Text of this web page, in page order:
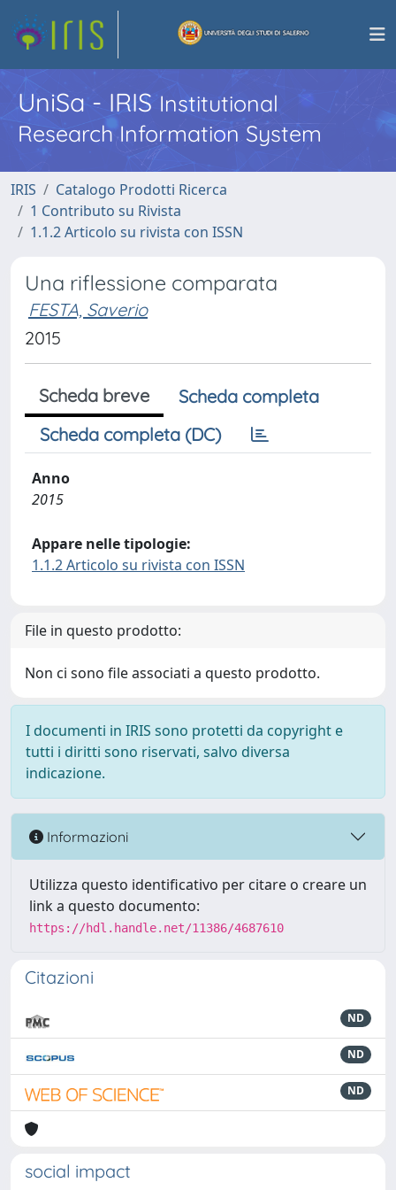
UniSa - IRISInstitutional
Research Information System
IRIS
Catalogo Prodotti Ricerca
1 Contributo su Rivista
1.1.2 Articolo su rivista con ISSN
Una riflessione comparata
FESTA, Saverio
2015
Scheda breve
Scheda completa
Scheda completa (DC)
Anno
2015
Appare nelle tipologie:
1.1.2 Articolo su rivista con ISSN
File in questo prodotto:
Non ci sono file associati a questo prodotto.
I documenti in IRIS sono protetti da copyright e
tutti i diritti sono riservati, salvo diversa
indicazione.
Informazioni
Utilizza questo identificativo per citare o creare un
link a questo documento:
https://hdl.handle.net/11386/4687610
Citazioni
ND
ND
ND
social impact